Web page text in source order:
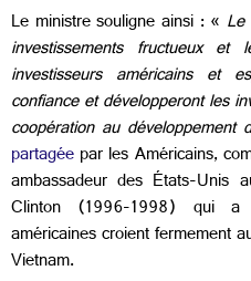
Le ministre souligne ainsi : «
investissements fructueux et
investisseurs américains et
confiance et développeront les
coopération au développement
partagéepar les Américains,
ambassadeur des États-Unis
Clinton (1996-1998) qui a
américaines croient fermement
Vietnam.